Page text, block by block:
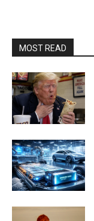
MOST READ